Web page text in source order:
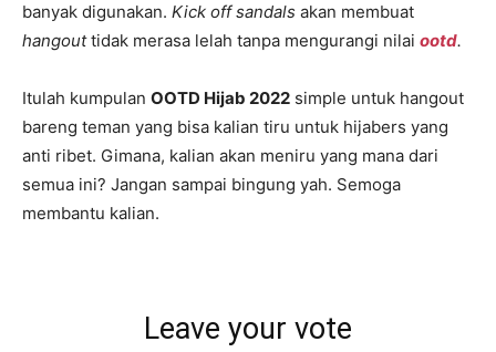
banyak digunakan. Kick off sandals akan membuat
hangouttidak merasa lelah tanpa mengurangi nilai ootd.
Itulah kumpulan OOTD Hijab 2022 simple untuk hangout
bareng teman yang bisa kalian tiru untuk hijabers yang
anti ribet. Gimana, kalian akan meniru yang mana dari
semua ini? Jangan sampai bingung yah. Semoga
membantu kalian.
Leave your vote